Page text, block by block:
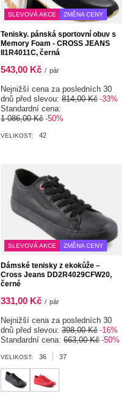
SLEVOVÁ AKCE ZMĚNA CENY
Tenisky. pánská sportovní obuv s
Memory Foam - CROSS JEANS
II1R4011C, černá
543,00 Kč / pár
Nejnižší cena za posledních 30
dnů před slevou: 814,00 Kč -33%
Standardní cena:
1 086,00 Kč -50%
VELIKOST: 42
SLEVOVÁ AKCE ZMĚNA CENY
Dámské tenisky z ekokůže –
Cross Jeans DD2R4029CFW20,
černé
331,00 Kč / pár
Nejnižší cena za posledních 30
dnů před slevou: 398,00 Kč -16%
Standardní cena: 663,00 Kč -50%
VELIKOST: 36 37